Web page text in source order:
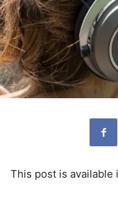
This post is available